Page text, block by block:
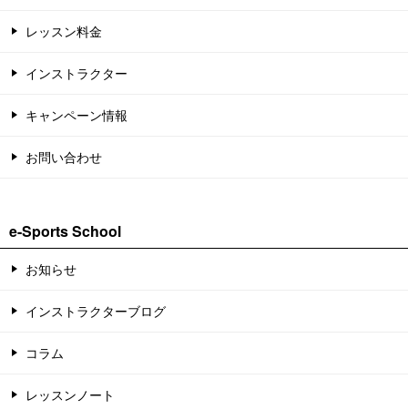
レッスン料金
インストラクター
キャンペーン情報
お問い合わせ
e-Sports School
お知らせ
インストラクターブログ
コラム
レッスンノート